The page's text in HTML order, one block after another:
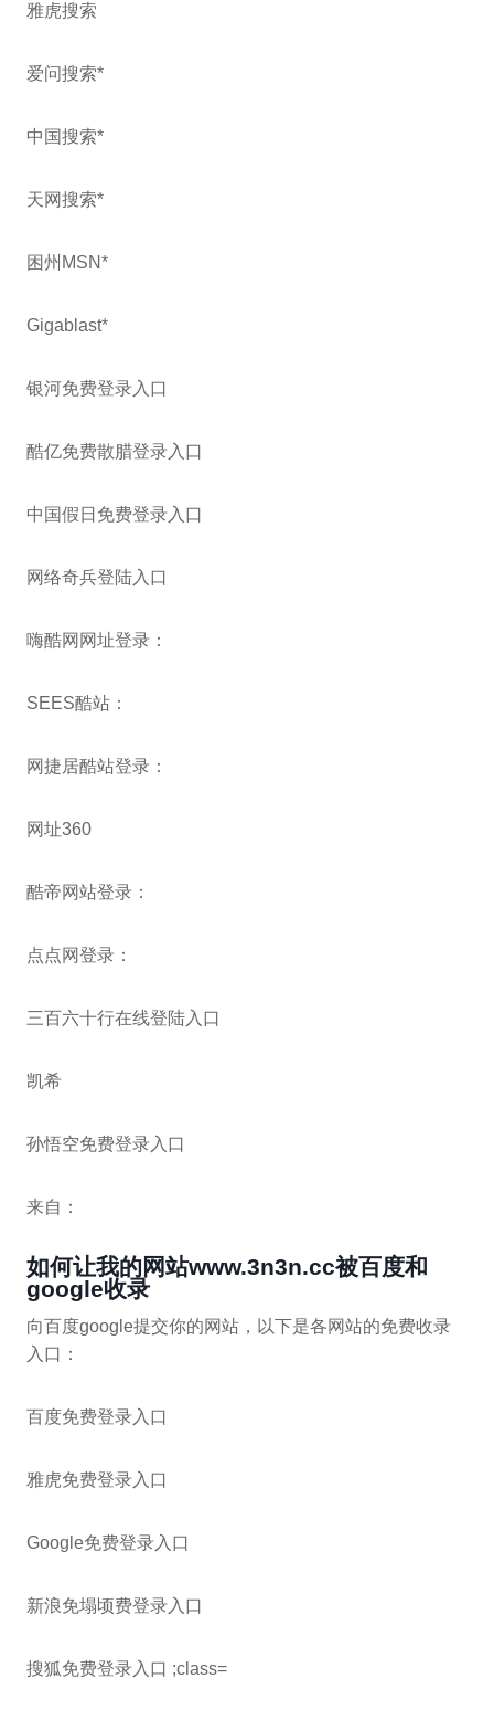
雅虎搜索
爱问搜索*
中国搜索*
天网搜索*
困州MSN*
Gigablast*
银河免费登录入口
酷亿免费散腊登录入口
中国假日免费登录入口
网络奇兵登陆入口
嗨酷网网址登录：
SEES酷站：
网捷居酷站登录：
网址360
酷帝网站登录：
点点网登录：
三百六十行在线登陆入口
凯希
孙悟空免费登录入口
来自：
如何让我的网站www.3n3n.cc被百度和
google收录
向百度google提交你的网站，以下是各网站的免费收录
入口：
百度免费登录入口
雅虎免费登录入口
Google免费登录入口
新浪免塌顷费登录入口
搜狐免费登录入口 ;class=